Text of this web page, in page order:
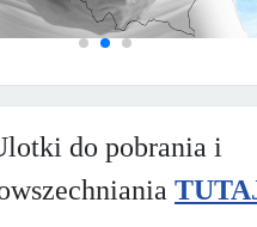
do pobrania i